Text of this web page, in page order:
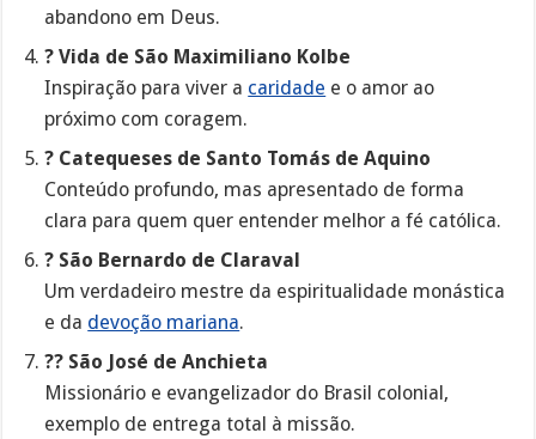
abandono em Deus.
?️ Vida de São Maximiliano Kolbe
Inspiração para viver a caridade e o amor ao
próximo com coragem.
? Catequeses de Santo Tomás de Aquino
Conteúdo profundo, mas apresentado de forma
clara para quem quer entender melhor a fé católica.
?️ São Bernardo de Claraval
Um verdadeiro mestre da espiritualidade monástica
e da devoção mariana.
?? São José de Anchieta
Missionário e evangelizador do Brasil colonial,
exemplo de entrega total à missão.